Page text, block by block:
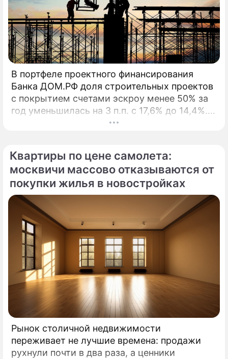
В портфеле проектного финансирования
Банка ДОМ.РФ доля строительных проектов
с покрытием счетами эскроу менее 50% за
год уменьшилась на 3 п.п. с 17,6% до 14,4%. В
начале 2026 года Банк ДОМ.
Квартиры по цене самолета:
москвичи массово отказываются от
покупки жилья в новостройках
Рынок столичной недвижимости
переживает не лучшие времена: продажи
рухнули почти в два раза, а ценники